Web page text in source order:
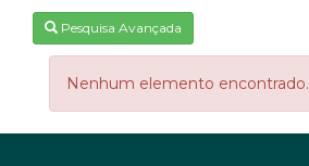
Pesquisa Avançada
Nenhum elemento encontrado.